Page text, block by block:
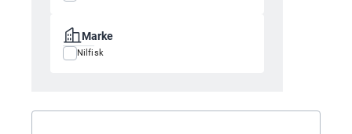
Marke
Nilfisk